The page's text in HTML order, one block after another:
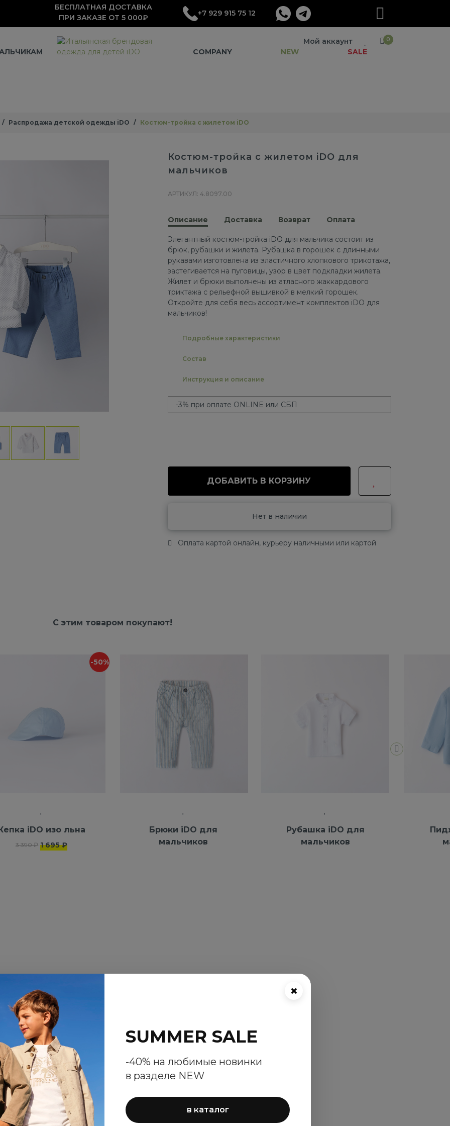
БЕСПЛАТНАЯ ДОСТАВКА
ПРИ ЗАКАЗЕ ОТ 5 000₽
+7 929 915 75 12
Мой аккаунт 0
COMPANY NEW SALE
Распродажа детской одежды iDO Костюм-тройка с жилетом iDO
Костюм-тройка с жилетом iDO для
мальчиков
АРТИКУЛ: 4.8097.00
Описание Доставка Возврат Оплата
Элегантный костюм-тройка iDO для мальчика состоит из
брюк, рубашки и жилета. Рубашка в горошек с длинными
рукавами изготовлена ​​из эластичного хлопкового трикотажа,
застегивается на пуговицы, узор в цвет подкладки жилета.
Жилет и брюки выполнены из атласного жаккардового
триктажа с рельефной вышивкой в ​​мелкий горошек.
Откройте для себя весь ассортимент комплектов iDO для
мальчиков!
Подробные характеристики
Состав
Инструкция и описание
-3% при оплате ONLINE или СБП
ДОБАВИТЬ В КОРЗИНУ
Нет в наличии
Оплата картой онлайн, курьеру наличными или картой
С этим товаром покупают!
-50%
iDO изо льна
3 390 ₽ 1 695 ₽
Брюки iDO для
мальчиков
Рубашка iDO для
мальчиков
×
SUMMER SALE
-40% на любимые новинки
в разделе NEW
в каталог